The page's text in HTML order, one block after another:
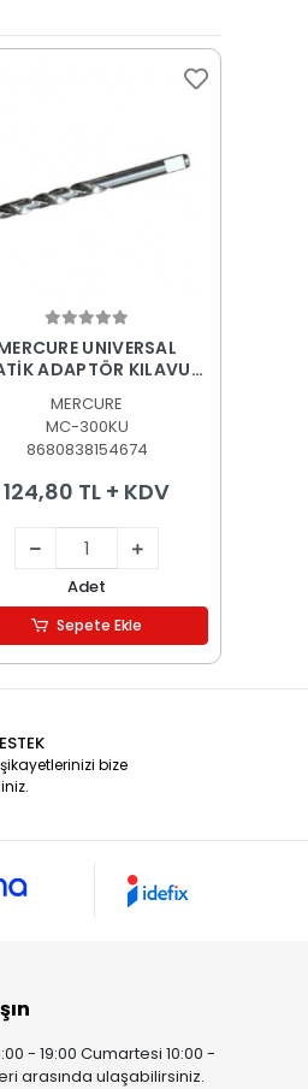
UNIVERSAL
ADAPTÖR KILAVUZ
MERCURE
MC-300KU
8680838154674
124,80 TL + KDV
Adet
Sepete Ekle
bize
- 19:00 Cumartesi 10:00 -
arasında ulaşabilirsiniz.